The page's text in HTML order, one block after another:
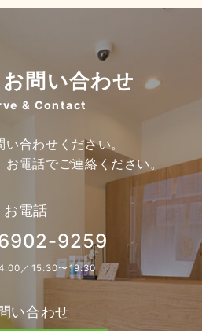
問い合わせ
& Contact
合わせください。
電話でご連絡ください。
お電話
9259
／15:30〜19:30
い合わせ